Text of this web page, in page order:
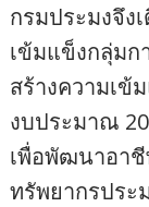
กรมประมงจึง
เข้มแข็งกลุ่มก
สร้างความเข้
งบประมาณ
เพื่อพัฒนาอา
ทรัพยากรประ